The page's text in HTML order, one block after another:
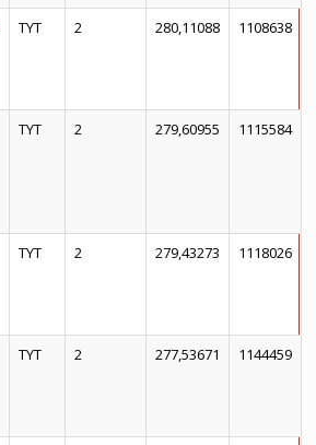
TYT 2 280,11088 1108638
TYT 2 279,60955 1115584
TYT 2 279,43273 1118026
TYT 2 277,53671 1144459